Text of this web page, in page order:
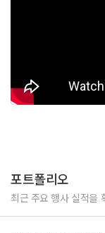
포트폴리오
최근 주요 행사 실적을